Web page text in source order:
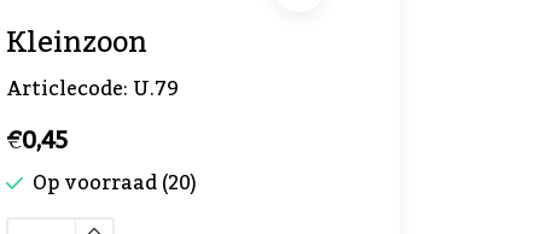
Kleinzoon
Articlecode:U.79
€0,45
Op voorraad (20)